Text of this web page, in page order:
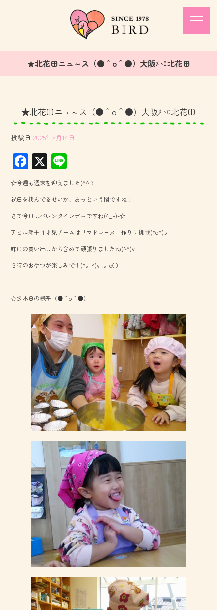
★北花田ニュ～ス（●＾o＾●）大阪ﾒﾄﾛ北花田
★北花田ニュ～ス（●＾o＾●）大阪ﾒﾄﾛ北花田
投稿日 2025年2月14日
F
ac
e
b
o
ok
X
ne
☆今週も週末を迎えました(^^ゞ
祝日を挟んでるせいか、あっという間ですね！
さて今日はバレンタインデ～ですね(^_-)-☆
アヒル組＋１才児チームは「マドレーヌ」作りに挑戦(^o^)丿
昨日の買い出しから含めて頑張りましたね(^^)v
３時のおやつが楽しみです(^。^)y-.。o○
☆彡本日の様子（●＾o＾●）